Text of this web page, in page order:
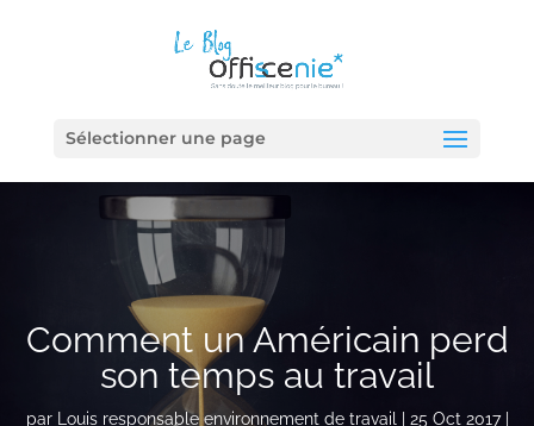
Sélectionner une page
Comment un Américain perd
son temps au travail
par Louis responsable environnement de travail 25 Oct 2017|